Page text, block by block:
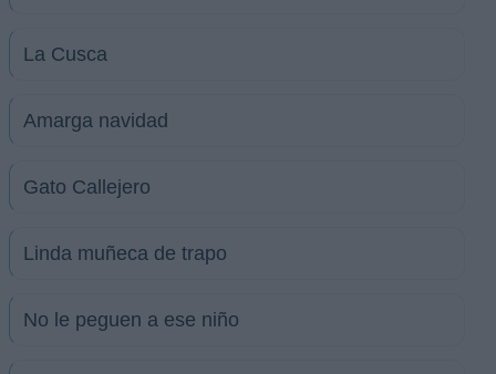
La Cusca
Amarga navidad
Gato Callejero
Linda muñeca de trapo
No le peguen a ese niño